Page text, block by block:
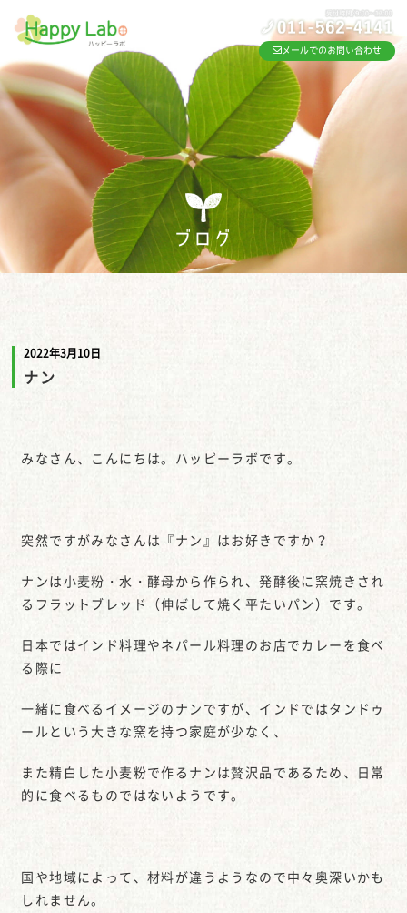
メールでのお問い合わせ
ブログ
2022年3月10日
ナン
みなさん、こんにちは。ハッピーラボです。
突然ですがみなさんは『ナン』はお好きですか？
ナンは小麦粉・水・酵母から作られ、発酵後に窯焼きされ
るフラットブレッド（伸ばして焼く平たいパン）です。
日本ではインド料理やネパール料理のお店でカレーを食べ
る際に
一緒に食べるイメージのナンですが、インドではタンドゥ
ールという大きな窯を持つ家庭が少なく、
また精白した小麦粉で作るナンは贅沢品であるため、日常
的に食べるものではないようです。
国や地域によって、材料が違うようなので中々奥深いかも
しれません。